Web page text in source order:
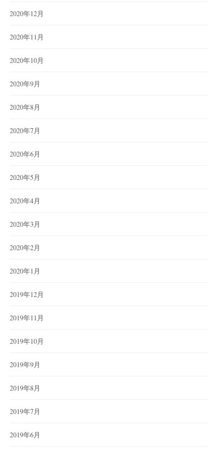
2020年12月
2020年11月
2020年10月
2020年9月
2020年8月
2020年7月
2020年6月
2020年5月
2020年4月
2020年3月
2020年2月
2020年1月
2019年12月
2019年11月
2019年10月
2019年9月
2019年8月
2019年7月
2019年6月